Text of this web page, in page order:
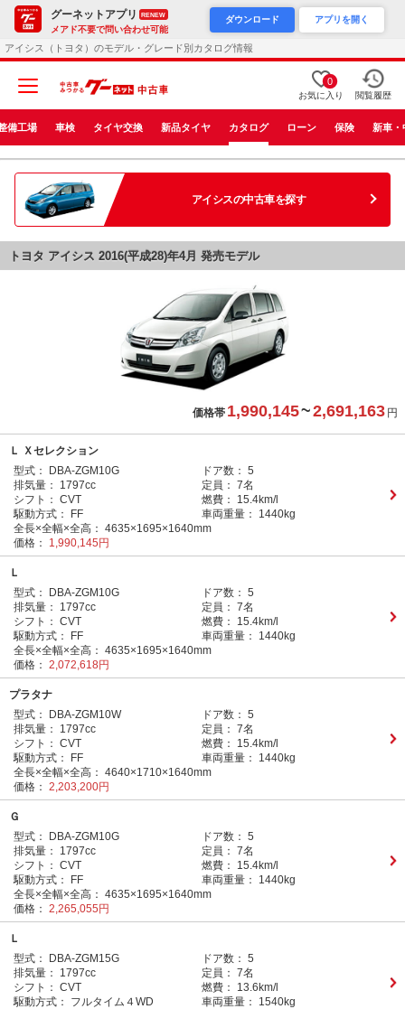
グーネットアプリ RENEW
メアド不要で問い合わせ可能
ダウンロード アプリを開く
アイシス（トヨタ）のモデル・グレード別カタログ情報
0
お気に入り 閲覧履歴
備工場 車検 タイヤ交換 新品タイヤ カタログ ローン 保険 新車・
アイシスの中古車を探す
トヨタ アイシス 2016(平成28)年4月 発売モデル
価格帯 1,990,145~2,691,163 円
Ｌ Ｘセレクション
型式：
DBA-ZGM10G ドア数： 5
排気量：
1797cc 定員： 7名
シフト： CVT 燃費：
15.4km/l
駆動方式：
FF 車両重量：
1440kg
全長×全幅×全高： 4635×1695×1640mm
価格：
1,990,145円
Ｌ
型式：
DBA-ZGM10G ドア数： 5
排気量：
1797cc 定員： 7名
シフト： CVT 燃費：
15.4km/l
駆動方式：
FF 車両重量：
1440kg
全長×全幅×全高： 4635×1695×1640mm
価格： 2,072,618円
プラタナ
型式：
DBA-ZGM10W ドア数： 5
排気量：
1797cc 定員： 7名
シフト： CVT 燃費：
15.4km/l
駆動方式：
FF 車両重量：
1440kg
全長×全幅×全高： 4640×1710×1640mm
価格： 2,203,200円
Ｇ
型式：
DBA-ZGM10G ドア数： 5
排気量：
1797cc 定員： 7名
シフト： CVT 燃費：
15.4km/l
駆動方式：
FF 車両重量：
1440kg
全長×全幅×全高： 4635×1695×1640mm
価格： 2,265,055円
Ｌ
型式：
DBA-ZGM15G ドア数： 5
排気量：
1797cc 定員： 7名
シフト： CVT 燃費：
13.6km/l
駆動方式：
フルタイム４WD 車両重量：
1540kg